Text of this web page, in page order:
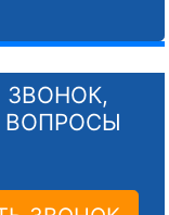
ВОПРОСЫ